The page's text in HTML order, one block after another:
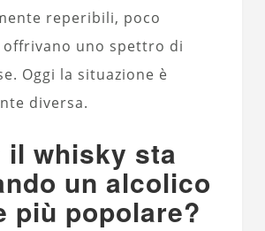
reperibili, poco
offrivano uno spettro di
Oggi la situazione è
diversa.
il whisky sta
un alcolico
più popolare?